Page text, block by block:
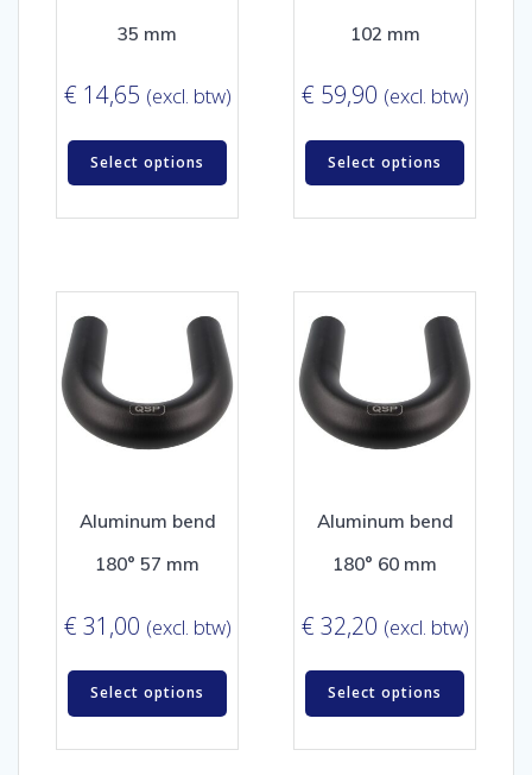
35 mm
€ 14,65 (excl. btw)
Select options
102 mm
€ 59,90 (excl. btw)
Select options
Aluminum bend
180° 57 mm
€ 31,00 (excl. btw)
Select options
Aluminum bend
180° 60 mm
€ 32,20 (excl. btw)
Select options